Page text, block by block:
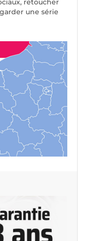
retoucher
une série